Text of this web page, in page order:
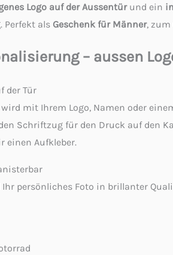
Logo auf der Aussentürund ein
Perfekt als Geschenk für Männer, zum
– aussen
der Tür
mit Ihrem Logo, Namen oder
Schriftzug für den Druck auf den
einen Aufkleber.
persönliches Foto in brillanter